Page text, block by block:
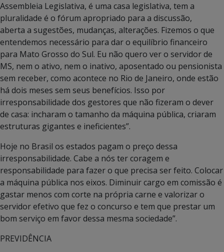
Assembleia Legislativa, é uma casa legislativa, tem a
pluralidade é o fórum apropriado para a discussão,
aberta a sugestões, mudanças, alterações. Fizemos o que
entendemos necessário para dar o equilíbrio financeiro
para Mato Grosso do Sul. Eu não quero ver o servidor de
MS, nem o ativo, nem o inativo, aposentado ou pensionista
sem receber, como acontece no Rio de Janeiro, onde estão
há dois meses sem seus benefícios. Isso por
irresponsabilidade dos gestores que não fizeram o dever
de casa: incharam o tamanho da máquina pública, criaram
estruturas gigantes e ineficientes”.
Hoje no Brasil os estados pagam o preço dessa
irresponsabilidade. Cabe a nós ter coragem e
responsabilidade para fazer o que precisa ser feito. Colocar
a máquina pública nos eixos. Diminuir cargo em comissão é
gastar menos com corte na própria carne e valorizar o
servidor efetivo que fez o concurso e tem que prestar um
bom serviço em favor dessa mesma sociedade”.
PREVIDÊNCIA